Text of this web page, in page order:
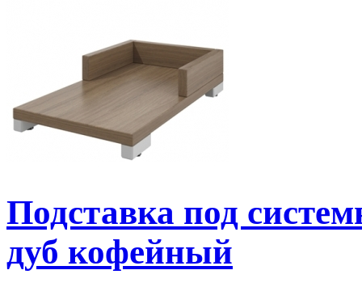
Подставка под
дуб кофейный